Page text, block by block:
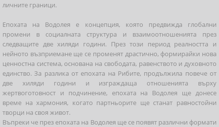
личните граници.
Епохата на Водолея е концепция, която предвижда глобални
промени в социалната структура и взаимоотношенията през
следващите две хиляди години. През този период реалността и
нейното възприемане ще се променят драстично, формирайки нова
ценностна система, основана на свободата, равенството и духовното
единство. За разлика от епохата на Рибите, продължила повече от
две хиляди години и изграждаща отношенията върху
жертвоготовност и подчинение, епохата на Водолея ще донесе
време на хармония, когато партньорите ще станат равностойни
творци на своя живот.
Въпреки че през епохата на Водолея ще се появят различни формати